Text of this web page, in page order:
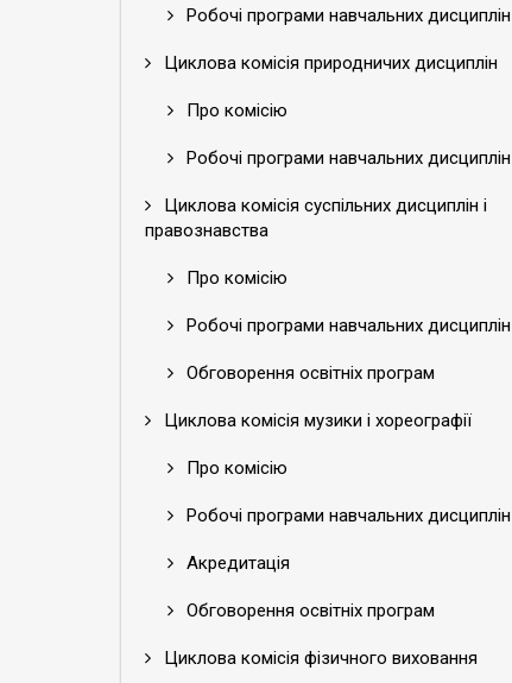
Робочі програми навчальних дисциплін
Циклова комісія природничих дисциплін
Про комісію
Робочі програми навчальних дисциплін
Циклова комісія суспільних дисциплін і
правознавства
Про комісію
Робочі програми навчальних дисциплін
Обговорення освітніх програм
Циклова комісія музики і хореографії
Про комісію
Робочі програми навчальних дисциплін
Акредитація
Обговорення освітніх програм
Циклова комісія фізичного виховання